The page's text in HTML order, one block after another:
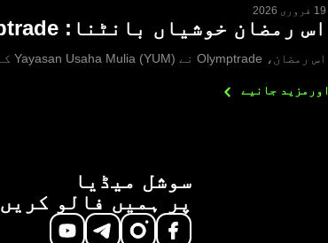
19 فروری 2026
اس رمضان خوشیاں بانٹنا: Olymptrade کا انڈونیشیا میں چیریٹی گِیو اَوے
اس رمضان، Olymptrade نے Yayasan Usaha Mulia (YUM) کے ساتھ شراکت کی تاکہ چیپاناس، انڈونیشیا میں بزرگ اور پسماندہ افراد کی مدد کی جا سکے۔
اورمزید جانیے
سوشل میڈیا
پر ہمیں فالو کریں